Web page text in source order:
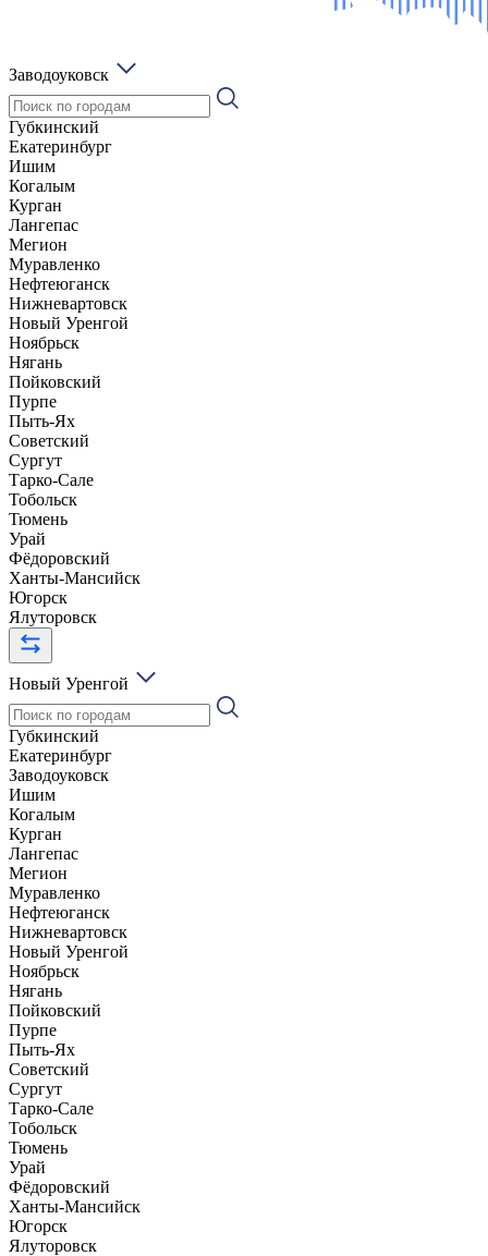
Заводоуковск
Губкинский
Екатеринбург
Ишим
Когалым
Курган
Лангепас
Мегион
Муравленко
Нефтеюганск
Нижневартовск
Новый Уренгой
Ноябрьск
Нягань
Пойковский
Пурпе
Пыть-Ях
Советский
Сургут
Тарко-Сале
Тобольск
Тюмень
Урай
Фёдоровский
Ханты-Мансийск
Югорск
Ялуторовск
Новый Уренгой
Губкинский
Екатеринбург
Заводоуковск
Ишим
Когалым
Курган
Лангепас
Мегион
Муравленко
Нефтеюганск
Нижневартовск
Новый Уренгой
Ноябрьск
Нягань
Пойковский
Пурпе
Пыть-Ях
Советский
Сургут
Тарко-Сале
Тобольск
Тюмень
Урай
Фёдоровский
Ханты-Мансийск
Югорск
Ялуторовск